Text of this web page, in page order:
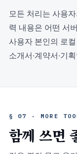
모든 처리는 사용
력 내용은 어떤 서
사용자 본인의 로
소개서·계약서·기
§ 07 · MORE
함께 쓰면